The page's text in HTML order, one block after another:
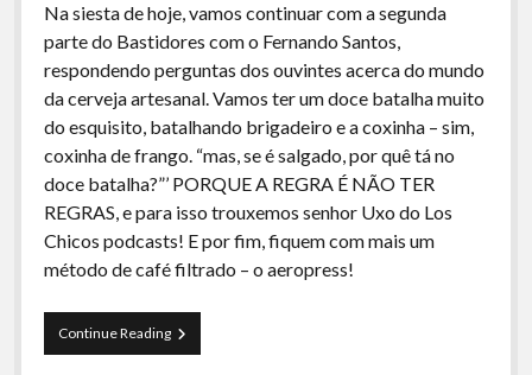
Papo Tranqueira
A Ripa É a Lei
Especiais
Preliminares
Na siesta de hoje, vamos continuar com a segunda
parte do Bastidores com o Fernando Santos,
respondendo perguntas dos ouvintes acerca do mundo
da cerveja artesanal. Vamos ter um doce batalha muito
do esquisito, batalhando brigadeiro e a coxinha – sim,
coxinha de frango. “mas, se é salgado, por quê tá no
doce batalha?”’ PORQUE A REGRA É NÃO TER
REGRAS, e para isso trouxemos senhor Uxo do Los
Chicos podcasts! E por fim, fiquem com mais um
método de café filtrado – o aeropress!
Continue ReadingLa
Siesta